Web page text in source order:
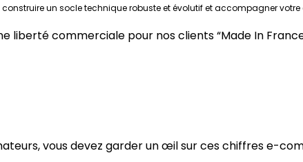
un socle technique robuste et évolutif et accompagner
liberté commerciale pour nos clients “Made In
vous devez garder un œil sur ces chiffres e-